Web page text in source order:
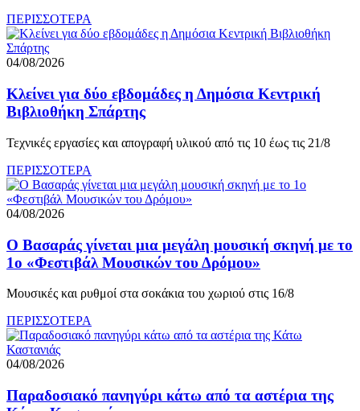
ΠΕΡΙΣΣΟΤΕΡΑ
04/08/2026
Κλείνει για δύο εβδομάδες η Δημόσια Κεντρική
Βιβλιοθήκη Σπάρτης
Τεχνικές εργασίες και απογραφή υλικού από τις 10 έως τις 21/8
ΠΕΡΙΣΣΟΤΕΡΑ
04/08/2026
Ο Βασαράς γίνεται μια μεγάλη μουσική σκηνή με το
1ο «Φεστιβάλ Μουσικών του Δρόμου»
Μουσικές και ρυθμοί στα σοκάκια του χωριού στις 16/8
ΠΕΡΙΣΣΟΤΕΡΑ
04/08/2026
Παραδοσιακό πανηγύρι κάτω από τα αστέρια της